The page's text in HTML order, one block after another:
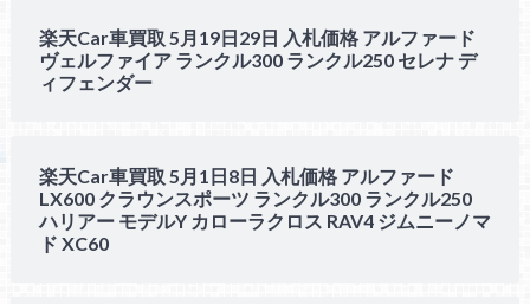
楽天Car車買取 5月19日29日 入札価格 アルファード
ヴェルファイア ランクル300 ランクル250 セレナ デ
ィフェンダー
楽天Car車買取 5月1日8日 入札価格 アルファード
LX600 クラウンスポーツ ランクル300 ランクル250
ハリアー モデルY カローラクロス RAV4 ジムニーノマ
ド XC60